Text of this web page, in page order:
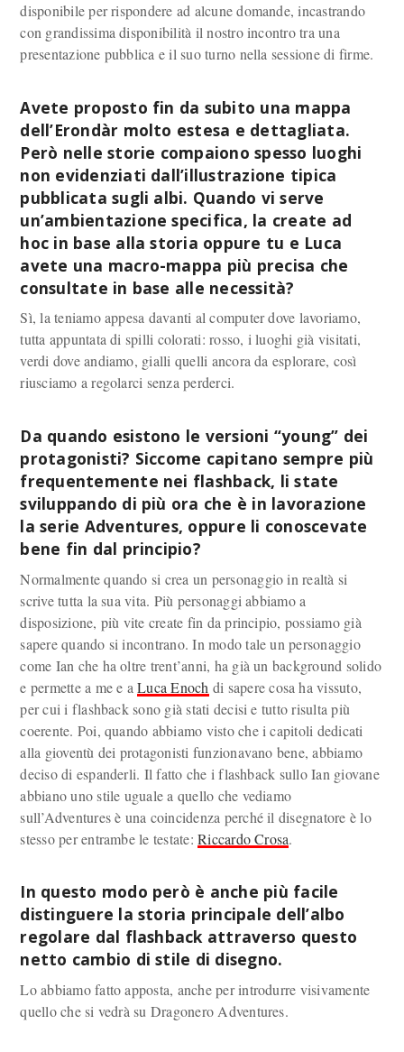
disponibile per rispondere ad alcune domande, incastrando
con grandissima disponibilità il nostro incontro tra una
presentazione pubblica e il suo turno nella sessione di firme.
Avete proposto fin da subito una mappa
dell’Erondàr molto estesa e dettagliata.
Però nelle storie compaiono spesso luoghi
non evidenziati dall’illustrazione tipica
pubblicata sugli albi. Quando vi serve
un’ambientazione specifica, la create ad
hoc in base alla storia oppure tu e Luca
avete una macro-mappa più precisa che
consultate in base alle necessità?
Sì, la teniamo appesa davanti al computer dove lavoriamo,
tutta appuntata di spilli colorati: rosso, i luoghi già visitati,
verdi dove andiamo, gialli quelli ancora da esplorare, così
riusciamo a regolarci senza perderci.
Da quando esistono le versioni “young” dei
protagonisti? Siccome capitano sempre più
frequentemente nei flashback, li state
sviluppando di più ora che è in lavorazione
la serie Adventures, oppure li conoscevate
bene fin dal principio?
Normalmente quando si crea un personaggio in realtà si
scrive tutta la sua vita. Più personaggi abbiamo a
disposizione, più vite create fin da principio, possiamo già
sapere quando si incontrano. In modo tale un personaggio
come Ian che ha oltre trent’anni, ha già un background solido
e permette a me e aLuca Enoch di sapere cosa ha vissuto,
per cui i flashback sono già stati decisi e tutto risulta più
coerente. Poi, quando abbiamo visto che i capitoli dedicati
alla gioventù dei protagonisti funzionavano bene, abbiamo
deciso di espanderli. Il fatto che i flashback sullo Ian giovane
abbiano uno stile uguale a quello che vediamo
sull’Adventures è una coincidenza perché il disegnatore è lo
stesso per entrambe le testate:Riccardo Crosa.
In questo modo però è anche più facile
distinguere la storia principale dell’albo
regolare dal flashback attraverso questo
netto cambio di stile di disegno.
Lo abbiamo fatto apposta, anche per introdurre visivamente
quello che si vedrà su Dragonero Adventures.